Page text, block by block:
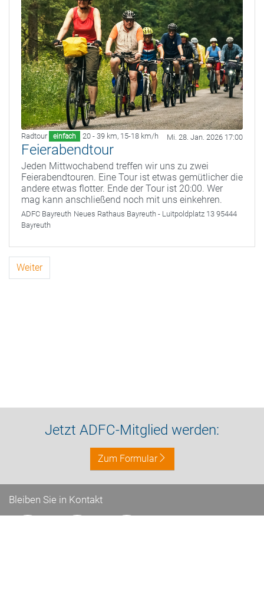
Radtour einfach 20 - 39 km, 15-18 km/h Mi. 28. Jan. 2026 17:00
Feierabendtour
Jeden Mittwochabend treffen wir uns zu zwei
Feierabendtouren. Eine Tour ist etwas gemütlicher die
andere etwas flotter. Ende der Tour ist 20:00. Wer
mag kann anschließend noch mit uns einkehren.
ADFC Bayreuth Neues Rathaus Bayreuth - Luitpoldplatz 13 95444
Bayreuth
Weiter
Jetzt ADFC-Mitglied werden:
Zum Formular
Bleiben Sie in Kontakt